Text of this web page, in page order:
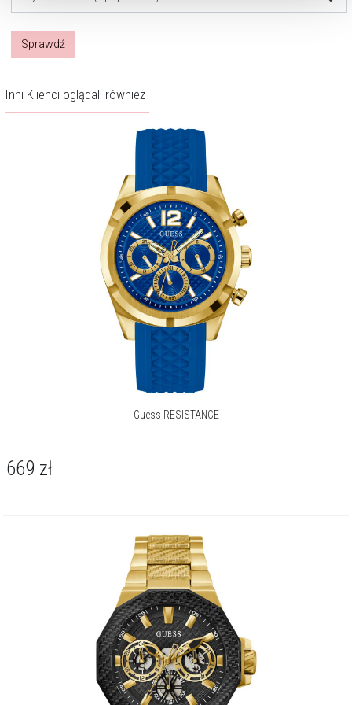
Sprawdź
Inni Klienci oglądali również
Guess RESISTANCE
669 zł